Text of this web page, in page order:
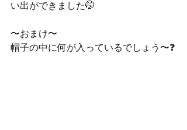
い出ができました🤭
〜おまけ〜
帽子の中に何が入っているでしょう〜❓